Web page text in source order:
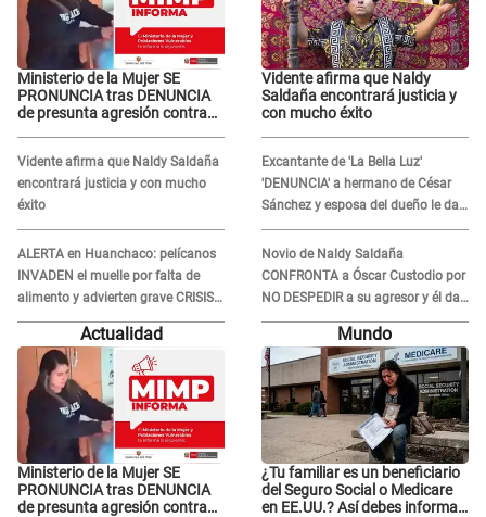
Ministerio de la Mujer SE
PRONUNCIA tras DENUNCIA
de presunta agresión contra
Vidente afirma que Naldy Saldaña
encontrará justicia y con mucho
éxito
ALERTA en Huanchaco: pelícanos
INVADEN el muelle por falta de
alimento y advierten grave CRISIS
en el mar
Vidente afirma que Naldy
Saldaña encontrará justicia y
con mucho éxito
Excantante de 'La Bella Luz'
'DENUNCIA' a hermano de César
Sánchez y esposa del dueño le da
INDIGNANTE respuesta: "Ellos son
así, tranquila"
Novio de Naldy Saldaña
CONFRONTA a Óscar Custodio por
NO DESPEDIR a su agresor y él da
INDIGNANTE respuesta: "Nadie me
dice qué hacer"
Actualidad
Ministerio de la Mujer SE
PRONUNCIA tras DENUNCIA
de presunta agresión contra
Mundo
¿Tu familiar es un beneficiario
del Seguro Social o Medicare
en EE.UU.? Así debes informar